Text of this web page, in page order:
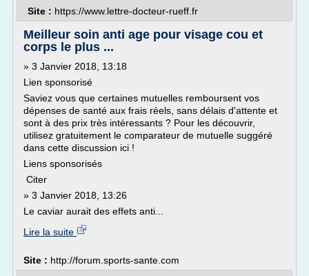
Site : https://www.lettre-docteur-rueff.fr
Meilleur soin anti age pour visage cou et
corps le plus ...
» 3 Janvier 2018, 13:18
Lien sponsorisé
Saviez vous que certaines mutuelles remboursent vos
dépenses de santé aux frais réels, sans délais d'attente et
sont à des prix très intéressants ? Pour les découvrir,
utilisez gratuitement le comparateur de mutuelle suggéré
dans cette discussion ici !
Liens sponsorisés
Citer
» 3 Janvier 2018, 13:26
Le caviar aurait des effets anti...
Lire la suite
Site : http://forum.sports-sante.com